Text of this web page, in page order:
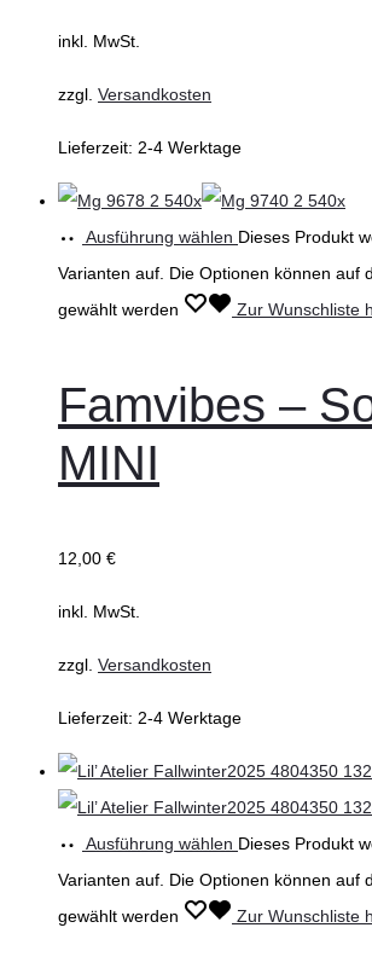
inkl. MwSt.
zzgl. Versandkosten
Lieferzeit: 2-4 Werktage
Ausführung wählen Dieses Produkt
Varianten auf. Die Optionen können auf
gewählt werden
Zur Wunschliste
Famvibes –
MINI
12,00 €
inkl. MwSt.
zzgl. Versandkosten
Lieferzeit: 2-4 Werktage
Ausführung wählen Dieses Produkt
Varianten auf. Die Optionen können auf
gewählt werden
Zur Wunschliste